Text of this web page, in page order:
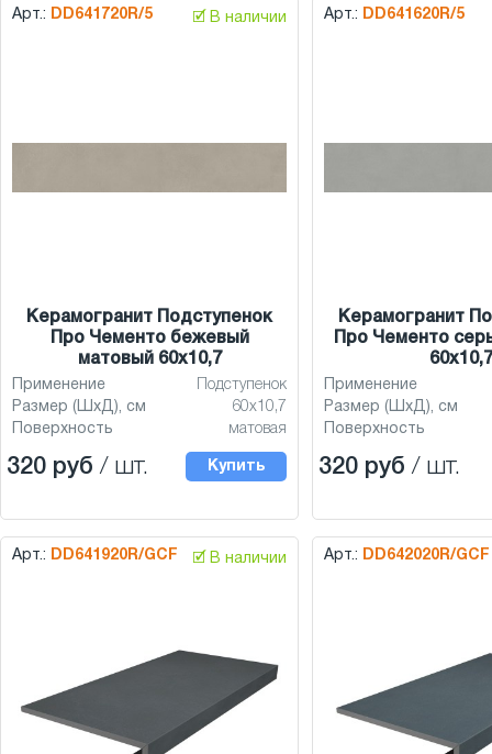
Арт.: DD641720R/5 🗹 В наличии
Керамогранит Подступенок
Про Чементо бежевый
матовый 60x10,7
Применение
Подступенок
Размер (ШхД), см
60x10,7
Поверхность
матовая
320 руб / шт. Купить
Арт.: DD641620R/5
Керамогранит
Про Чементо
60x10,7
Применение
Размер (ШхД), см
Поверхность
320 руб / шт.
Арт.: DD641920R/GCF 🗹 В наличии Арт.: DD642020R/GCF